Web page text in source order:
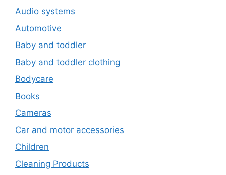
Audio systems
Automotive
Baby and toddler
Baby and toddler clothing
Bodycare
Books
Cameras
Car and motor accessories
Children
Cleaning Products